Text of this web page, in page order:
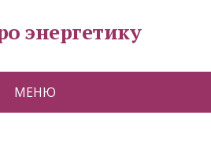
энергетику
МЕНЮ